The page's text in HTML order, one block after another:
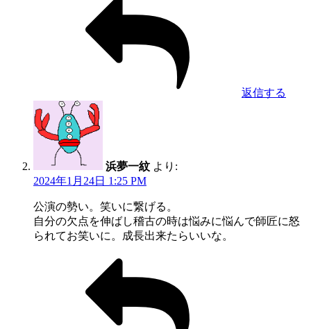
返信する
浜夢一紋 より:
2024年1月24日 1:25 PM
公演の勢い。笑いに繋げる。
自分の欠点を伸ばし稽古の時は悩みに悩んで師匠に怒
られてお笑いに。成長出来たらいいな。